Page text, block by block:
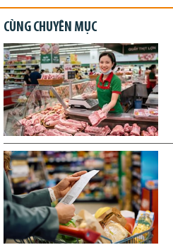
CÙNG CHUYÊN MỤC